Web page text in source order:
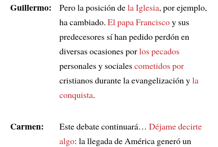
Guillermo: Pero la posición dela Iglesia, por ejemplo,
ha cambiado. El papa Franciscoy sus
predecesores sí han pedido perdón en
diversas ocasiones porlos pecados
personales y socialescometidos por
cristianos durante la evangelización yla
conquista.
Carmen: Este debate continuará… Déjame decirte
algo: la llegada de América generó un